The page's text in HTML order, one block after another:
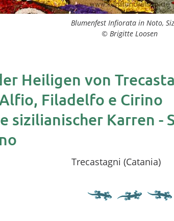
Blumenfest Infiorata in Noto,
© Brigitte Loosen
Heiligen von
Filadelfo e Cirino
sizilianischer Karren -
Trecastagni (Catania)